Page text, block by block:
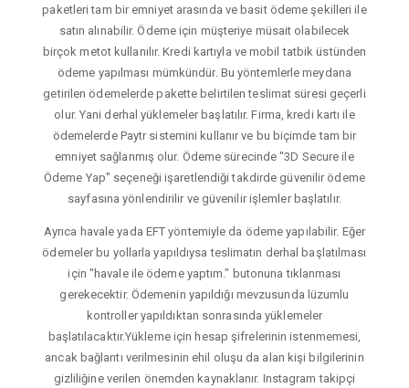
paketleri tam bir emniyet arasında ve basit ödeme şekilleri ile
satın alınabilir. Ödeme için müşteriye müsait olabilecek
birçok metot kullanılır. Kredi kartıyla ve mobil tatbik üstünden
ödeme yapılması mümkündür. Bu yöntemlerle meydana
getirilen ödemelerde pakette belirtilen teslimat süresi geçerli
olur. Yani derhal yüklemeler başlatılır. Firma, kredi kartı ile
ödemelerde Paytr sistemini kullanır ve bu biçimde tam bir
emniyet sağlanmış olur. Ödeme sürecinde "3D Secure ile
Ödeme Yap" seçeneği işaretlendiği takdirde güvenilir ödeme
sayfasına yönlendirilir ve güvenilir işlemler başlatılır.
Ayrıca havale yada EFT yöntemiyle da ödeme yapılabilir. Eğer
ödemeler bu yollarla yapıldıysa teslimatın derhal başlatılması
için "havale ile ödeme yaptım." butonuna tıklanması
gerekecektir. Ödemenin yapıldığı mevzusunda lüzumlu
kontroller yapıldıktan sonrasında yüklemeler
başlatılacaktır.Yükleme için hesap şifrelerinin istenmemesi,
ancak bağlantı verilmesinin ehil oluşu da alan kişi bilgilerinin
gizliliğine verilen önemden kaynaklanır. Instagram takipçi